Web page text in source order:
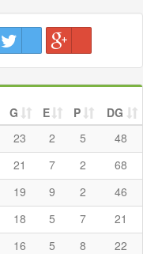
G E P
DG
23 2 5
48
21 7 2
68
19 9 2
46
18 5 7
21
16 5 8
22